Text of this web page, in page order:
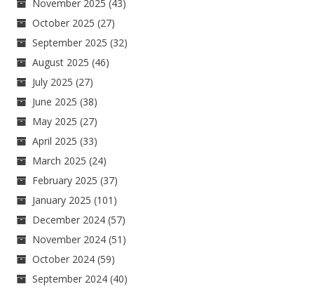
November 2025 (43)
October 2025 (27)
September 2025 (32)
August 2025 (46)
July 2025 (27)
June 2025 (38)
May 2025 (27)
April 2025 (33)
March 2025 (24)
February 2025 (37)
January 2025 (101)
December 2024 (57)
November 2024 (51)
October 2024 (59)
September 2024 (40)